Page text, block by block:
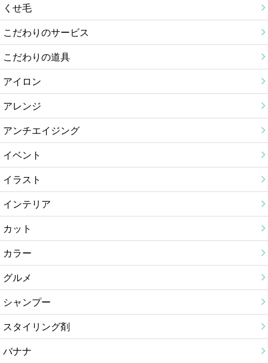
くせ毛
こだわりのサービス
こだわりの道具
アイロン
アレンジ
アンチエイジング
イベント
イラスト
インテリア
カット
カラー
グルメ
シャンプー
スタイリング剤
バナナ